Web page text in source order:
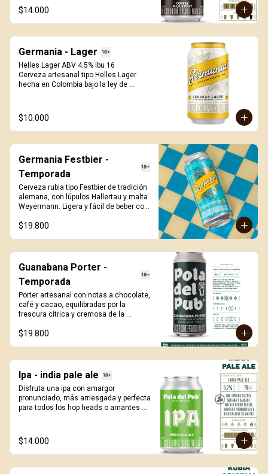
completamente vertical sobre tu vaso
para liberar el efecto nitro y disfrutar de
la espuma que a todos nos enamora.
330ml.
$14.000
Germania - Lager
Helles Lager ABV 4.5% ibu 16
Cerveza artesanal tipo Helles Lager
hecha en Colombia bajo la ley de
malteada Wewyermann. De facil
tomabilidad, fresca y exquisita.
$10.000
Germania Festbier -
Temporada
Cerveza rubia tipo Festbier de tradición
alemana, con lúpulos Hallertau y malta
Weyermann. Ligera y fácil de beber con
notas a buen pan. A/V 6.0%, IBU 22,
$19.800
Guanabana Porter -
Temporada
Porter artesanal con notas a chocolate,
café y cacao, equilibradas por la
frescura cítrica y cremosa de la
que sorprende con cada sorbo. 473ml.
$19.800
Ipa - india pale ale
Disfruta una ipa con amargor
pronunciado, más arriesgada y perfecta
para todos los hop heads o amantes
$14.000